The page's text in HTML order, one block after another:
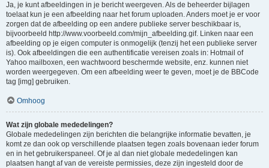
Ja, je kunt afbeeldingen in je bericht weergeven. Als de beheerder bijlagen
toelaat kun je een afbeelding naar het forum uploaden. Anders moet je er voor
zorgen dat de afbeelding op een andere publieke server beschikbaar is,
bijvoorbeeld http://www.voorbeeld.com/mijn_afbeelding.gif. Linken naar een
afbeelding op je eigen computer is onmogelijk (tenzij het een publieke server
is). Ook afbeeldingen die een authentificatie vereisen zoals in: Hotmail of
Yahoo mailboxen, een wachtwoord beschermde website, enz. kunnen niet
worden weergegeven. Om een afbeelding weer te geven, moet je de BBCode
tag [img] gebruiken.
Omhoog
Wat zijn globale mededelingen?
Globale mededelingen zijn berichten die belangrijke informatie bevatten, je
komt ze dan ook op verschillende plaatsen tegen zoals bovenaan ieder forum
en in het gebruikerspaneel. Of je al dan niet globale mededelingen kan
plaatsen hangt af van de vereiste permissies, deze zijn ingesteld door de